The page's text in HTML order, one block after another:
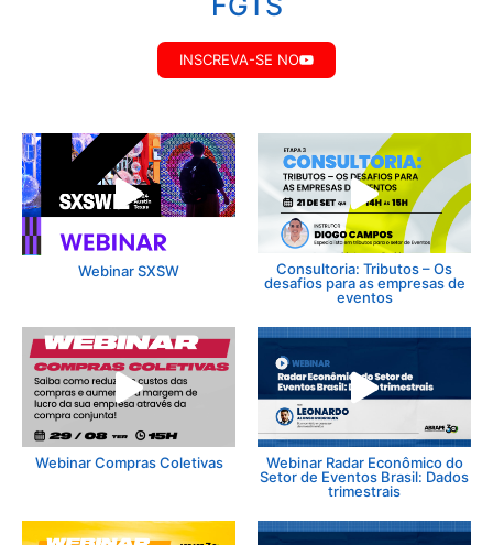
INSCREVA-SE NO
Webinar SXSW
Consultoria: Tributos – Os
desafios para as empresas de
eventos
Webinar Compras Coletivas
Webinar Radar Econômico do
Setor de Eventos Brasil: Dados
trimestrais